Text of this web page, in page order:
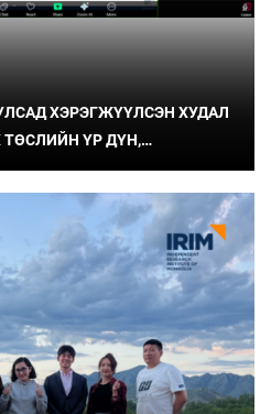
ХЭРЭГЖҮҮЛСЭН ХУДАЛ
ҮР ДҮН,